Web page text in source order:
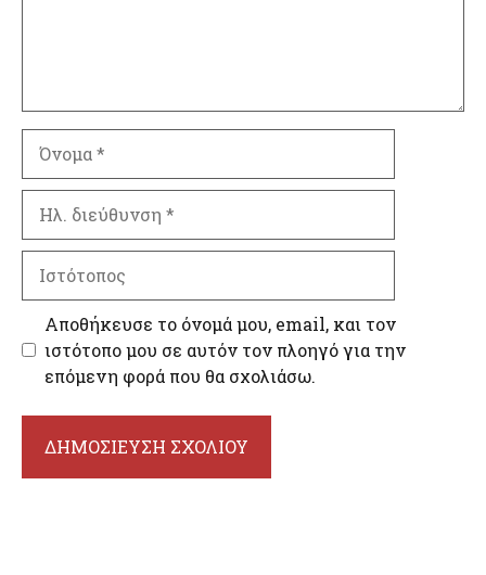
διεύθυνση
Αποθήκευσε το όνομά μου, email, και τον
ιστότοπο μου σε αυτόν τον πλοηγό για την
επόμενη φορά που θα σχολιάσω.